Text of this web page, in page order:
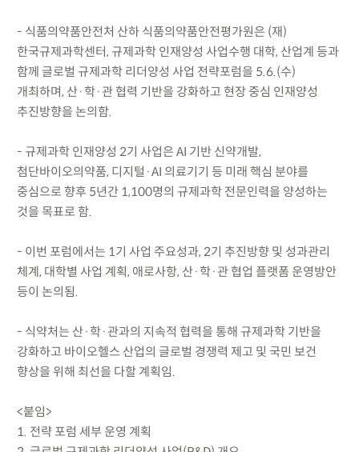
- 식품의약품안전처 산하 식품의약품안전평가원은 (재)
한국규제과학센터, 규제과학 인재양성 사업수행 대학, 산업계 등과
함께 글로벌 규제과학 리더양성 사업 전략포럼을 5.6.(수)
개최하며, 산·학·관 협력 기반을 강화하고 현장 중심 인재양성
추진방향을 논의함.
- 규제과학 인재양성 2기 사업은 AI 기반 신약개발,
첨단바이오의약품, 디지털·AI 의료기기 등 미래 핵심 분야를
중심으로 향후 5년간 1,100명의 규제과학 전문인력을 양성하는
것을 목표로 함.
- 이번 포럼에서는 1기 사업 주요성과, 2기 추진방향 및 성과관리
체계, 대학별 사업 계획, 애로사항, 산·학·관 협업 플랫폼 운영방안
등이 논의됨.
- 식약처는 산·학·관과의 지속적 협력을 통해 규제과학 기반을
강화하고 바이오헬스 산업의 글로벌 경쟁력 제고 및 국민 보건
향상을 위해 최선을 다할 계획임.
<붙임>
1. 전략 포럼 세부 운영 계획